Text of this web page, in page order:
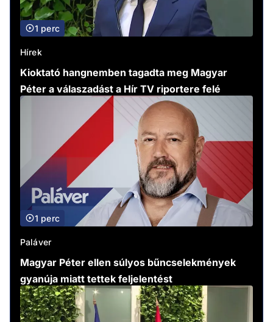
1 perc
Hírek
Kioktató hangnemben tagadta meg Magyar
Péter a válaszadást a Hír TV riportere felé
1 perc
Paláver
Magyar Péter ellen súlyos bűncselekmények
gyanúja miatt tettek feljelentést